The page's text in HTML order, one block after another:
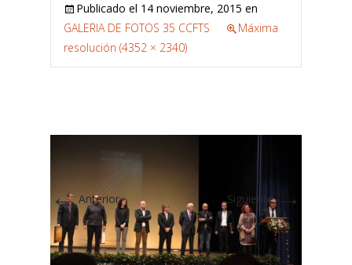
Publicado el 14 noviembre, 2015 en
GALERIA DE FOTOS 35 CCFTS
Máxima
resolución (4352 × 2340)
← Anterior Siguiente→